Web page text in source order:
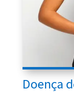
Doença